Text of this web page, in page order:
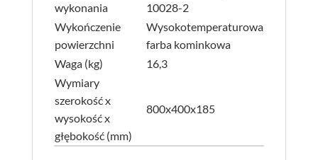
wykonania
10028-2
Wykończenie
powierzchni
Wysokotemperaturowa
farba kominkowa
Waga (kg)
16,3
Wymiary
szerokość x
wysokość x
głębokość (mm)
800x400x185